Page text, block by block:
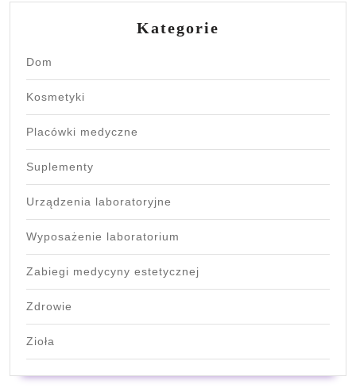
Kategorie
Dom
Kosmetyki
Placówki medyczne
Suplementy
Urządzenia laboratoryjne
Wyposażenie laboratorium
Zabiegi medycyny estetycznej
Zdrowie
Zioła